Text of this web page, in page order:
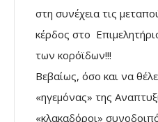
στη συνέχεια τις
κέρδος στο
των κορόϊδων!!!
Βεβαίως, όσο και να
«ηγεμόνας» της
«κλακαδόροι»